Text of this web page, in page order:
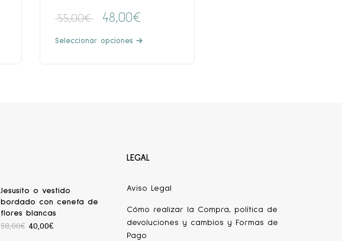
55,00€ 48,00€
Seleccionar opciones
Jesusito o vestido
bordado con cenefa de
flores blancas
58,00€ 40,00€
LEGAL
Aviso Legal
Cómo realizar la Compra, política de
devoluciones y cambios y Formas de
Pago